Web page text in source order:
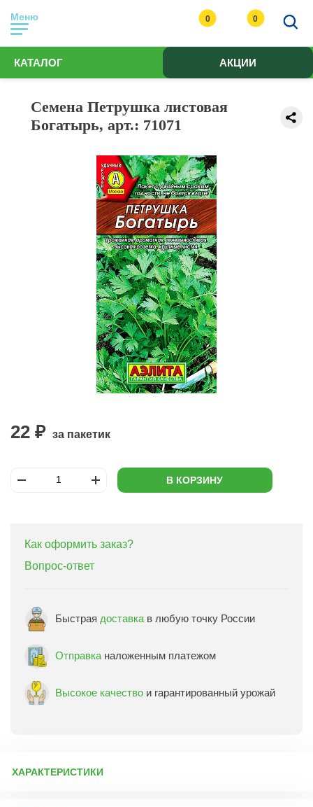
Меню 0 0
КАТАЛОГ АКЦИИ
Семена Петрушка листовая
Богатырь, арт.: 71071
22 ₽ за пакетик
В КОРЗИНУ
Как оформить заказ?
Вопрос-ответ
Быстрая доставка в любую точку России
Отправка наложенным платежом
Высокое качество и гарантированный урожай
ХАРАКТЕРИСТИКИ